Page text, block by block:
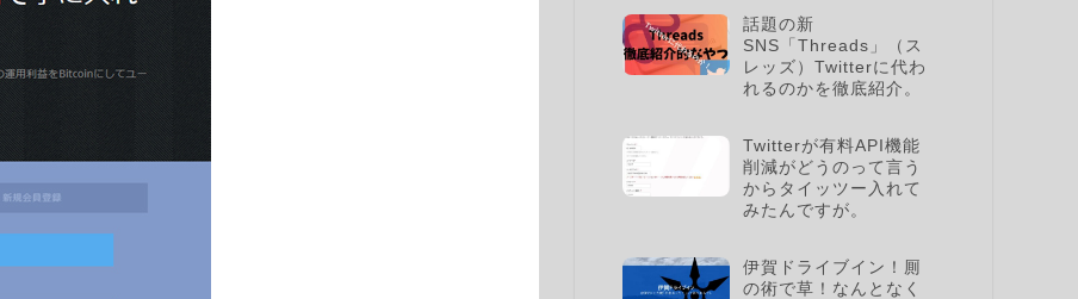
話題の新
SNS「Threads」（ス
レッズ）Twitterに代わ
れるのかを徹底紹介。
Twitterが有料API機能
削減がどうのって言う
からタイッツー入れて
みたんですが。
伊賀ドライブイン！厠
の術で草！なんとなく